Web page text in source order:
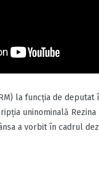
la funcția de
uninominală
a vorbit în cadrul